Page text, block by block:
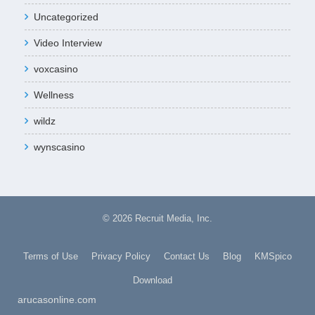
Uncategorized
Video Interview
voxcasino
Wellness
wildz
wynscasino
© 2026 Recruit Media, Inc.
Terms of Use Privacy Policy Contact Us Blog KMSpico
Download
arucasonline.com